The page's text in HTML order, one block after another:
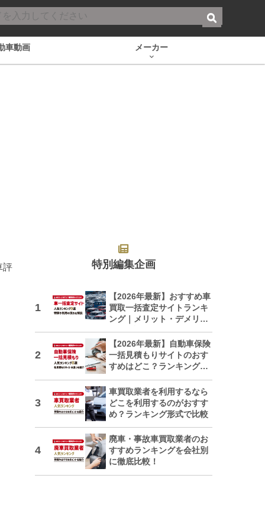
車動画 メーカー
評 特別編集企画
【2026年最新】おすすめ車
買取一括査定サイトランキ
ング｜メリット・デメリッ
トも解説
【2026年最新】自動車保険
一括見積もりサイトのおす
すめはどこ？ランキングで
車買取業者を利用するなら
どこを利用するのがおすす
め？ランキング形式で比較
廃車・事故車買取業者のお
すすめランキングを会社別
に徹底比較！